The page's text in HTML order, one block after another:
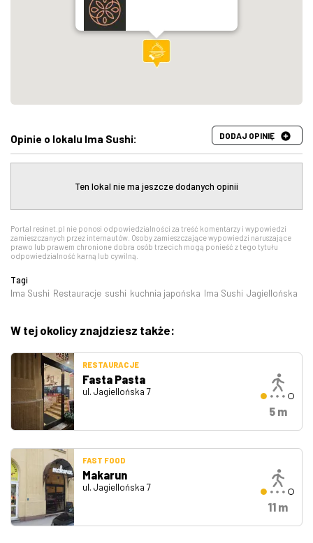
Opinie o lokalu Ima Sushi: DODAJ OPINIĘ
Ten lokal nie ma jeszcze dodanych opinii
Portal resinet.pl nie ponosi odpowiedzialności za treść komentarzy i wypowiedzi
zamieszczanych przez internautów. Osoby zamieszczające wypowiedzi naruszające
prawo lub prawem chronione dobra osób trzecich mogą ponieść z tego tytułu
odpowiedzialność karną lub cywilną.
Tagi
Ima Sushi Restauracje sushi kuchnia japońska Ima Sushi Jagiellońska
W tej okolicy znajdziesz także:
RESTAURACJE
Fasta Pasta
ul. Jagiellońska 7
5 m
FAST FOOD
Makarun
ul. Jagiellońska 7
11 m